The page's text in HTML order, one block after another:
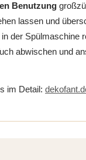
Benutzung
lassen und
der Spülmaschine
abwischen und
im Detail: